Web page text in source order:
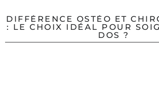
DIFFÉRENCE OSTÉO ET
: LE CHOIX IDÉAL POUR
DOS ?